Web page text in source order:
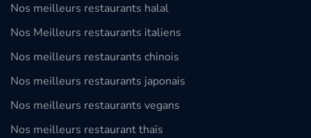
Nos meilleurs restaurants halal
Nos Meilleurs restaurants italiens
Nos meilleurs restaurants chinois
Nos meilleurs restaurants japonais
Nos meilleurs restaurants vegans
Nos meilleurs restaurant thaïs